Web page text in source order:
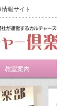
報サイト
教室案内